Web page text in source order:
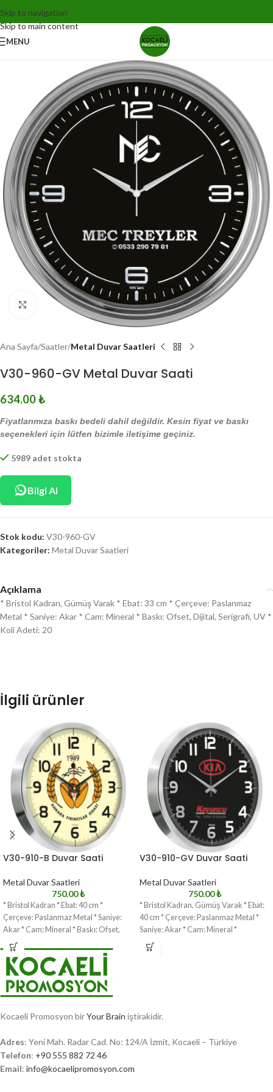
Skip to navigation
Skip to main content
MENU
Click to enlarge
Ana Sayfa Saatler Metal Duvar Saatleri
V30-960-GV Metal Duvar Saati
634.00₺
Fiyatlarımıza baskı bedeli dahil değildir. Kesin fiyat ve baskı
seçenekleri için lütfen bizimle iletişime geçiniz.
5989 adet stokta
Bilgi Al
Stok kodu: V30-960-GV
Kategoriler: Metal Duvar Saatleri
Açıklama
* Bristol Kadran, Gümüş Varak * Ebat: 33 cm * Çerçeve: Paslanmaz
Metal * Saniye: Akar * Cam: Mineral * Baskı: Ofset, Dijital, Serigrafi, UV *
Koli Adeti: 20
İlgili ürünler
V30-910-B Duvar Saati
Metal Duvar Saatleri
750.00₺
* Bristol Kadran * Ebat: 40 cm *
Çerçeve: Paslanmaz Metal * Saniye:
Akar * Cam: Mineral * Baskı: Ofset,
V30-910-GV Duvar Saati
Metal Duvar Saatleri
750.00₺
* Bristol Kadran, Gümüş Varak * Ebat:
40 cm * Çerçeve: Paslanmaz Metal *
Saniye: Akar * Cam: Mineral *
Kocaeli Promosyon birYour Brain iştirakidir.
Adres: Yeni Mah. Radar Cad. No: 124/A İzmit, Kocaeli – Türkiye
Telefon: +90 555 882 72 46
Email: info@kocaelipromosyon.com